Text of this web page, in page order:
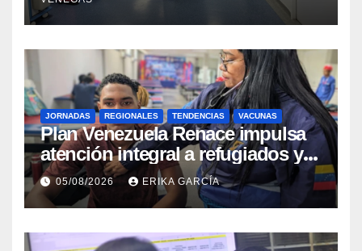
JORNADAS REGIONALES TENDENCIAS VACUNAS
​Plan Venezuela Renace impulsa
atención integral a refugiados y
evaluación de vacunación en
Aragua
05/08/2026 ERIKA GARCÍA